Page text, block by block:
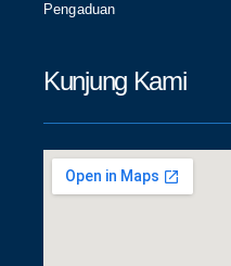
Pengaduan
Kunjung Kami